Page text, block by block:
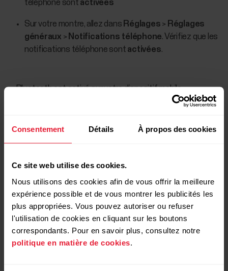
Consentement Détails À propos des cookies
Ce site web utilise des cookies.
Nous utilisons des cookies afin de vous offrir la meilleure
expérience possible et de vous montrer les publicités les
plus appropriées. Vous pouvez autoriser ou refuser
l'utilisation de cookies en cliquant sur les boutons
correspondants. Pour en savoir plus, consultez notre
politique en matière de cookies
téléphone sont activées
Sur votre montre, allez dans Réglages > Réglages
généraux >Notifications téléphone. Vérifiez que les
notifications téléphone sont activées.
Bluetooth est activé sur votre dispositif mobile.
>
Votre dispositif mobile se trouve à portée Bluetooth de
dispositif mobile et vérifiez que votre montre s'y affiche
en tant queConnecté.
La synchronisation entre l'application Polar Flow et votre
montre fonctionne tel qu'escompté.
Si vous avez des problèmes de synchronisation avec Grit